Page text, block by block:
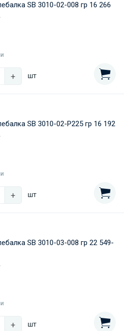
SB 3010-02-008 гр 16 266
+ шт
SB 3010-02-Р225 гр 16 192
+ шт
SB 3010-03-008 гр 22 549-
+ шт